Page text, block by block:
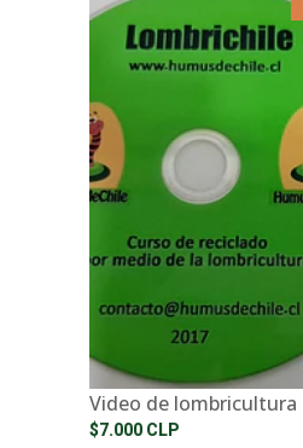
Video de lombricultura
$7.000 CLP